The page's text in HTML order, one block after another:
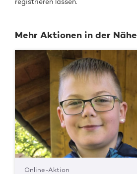
registrieren lassen.
Mehr Aktionen in der Nähe
Online-Aktion